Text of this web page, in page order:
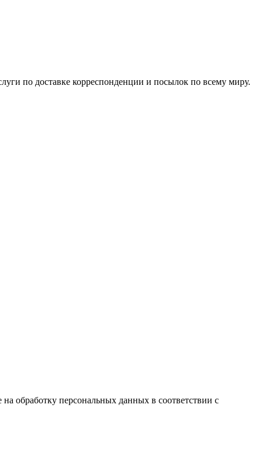
по доставке корреспонденции и посылок по всему миру.
на обработку персональных данных в соответствии с